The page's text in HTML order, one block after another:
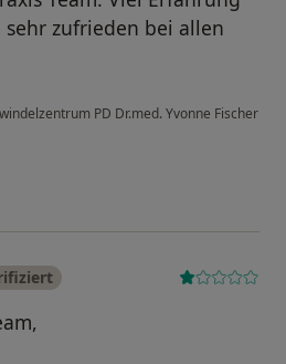
zufrieden bei allen
PD Dr.med. Yvonne Fischer